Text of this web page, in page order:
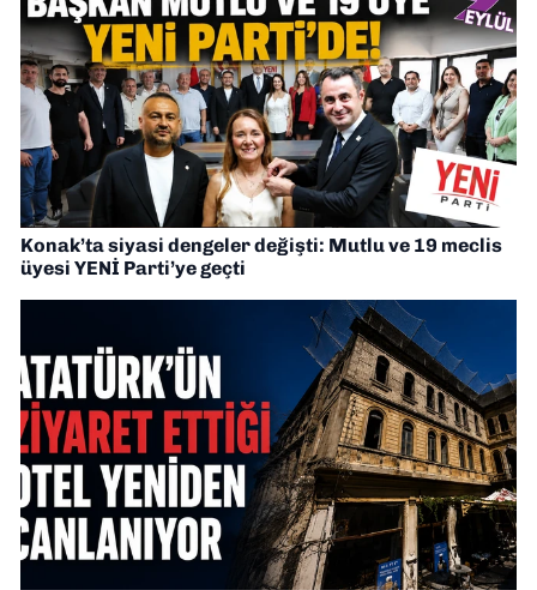
Konak’ta siyasi dengeler değişti: Mutlu ve 19 meclis
üyesi YENİ Parti’ye geçti